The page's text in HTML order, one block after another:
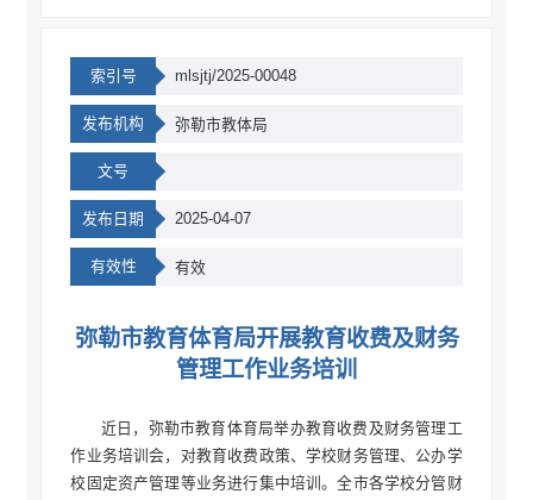
索引号 mlsjtj/2025-00048
发布机构 弥勒市教体局
文号
发布日期 2025-04-07
有效性 有效
弥勒市教育体育局开展教育收费及财务
管理工作业务培训
近日，弥勒市教育体育局举办教育收费及财务管理工
作业务培训会，对教育收费政策、学校财务管理、公办学
校固定资产管理等业务进行集中培训。全市各学校分管财